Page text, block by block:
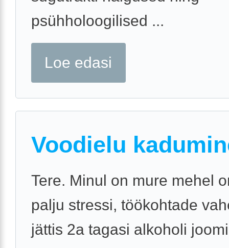
psühholoogilised ...
Loe edasi
Voodielu
Tere. Minul on mure mehel
palju stressi, töökohtade
jättis 2a tagasi alkoholi